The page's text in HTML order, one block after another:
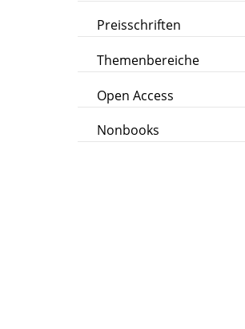
Preisschriften
Themenbereiche
Open Access
Nonbooks